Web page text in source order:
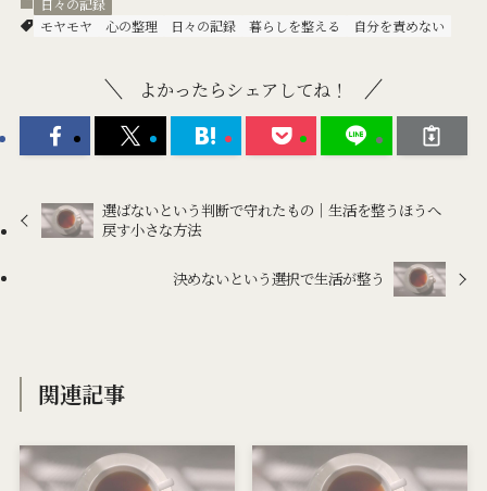
モヤモヤ
心の整理 日々の記録 暮らしを整える 自分を責めない
よかったらシェアしてね！
選ばないという判断で守れたもの｜生活を整うほうへ
戻す小さな方法
決めないという選択で生活が整う
関連記事